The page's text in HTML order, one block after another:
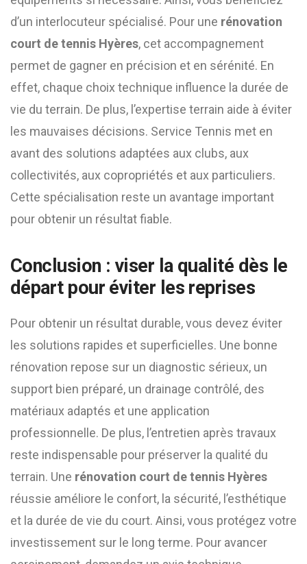
d’un interlocuteur spécialisé. Pour une rénovation
court de tennis Hyères, cet accompagnement
permet de gagner en précision et en sérénité. En
effet, chaque choix technique influence la durée de
vie du terrain. De plus, l’expertise terrain aide à éviter
les mauvaises décisions. Service Tennis met en
avant des solutions adaptées aux clubs, aux
collectivités, aux copropriétés et aux particuliers.
Cette spécialisation reste un avantage important
pour obtenir un résultat fiable.
Conclusion : viser la qualité dès le
départ pour éviter les reprises
Pour obtenir un résultat durable, vous devez éviter
les solutions rapides et superficielles. Une bonne
rénovation repose sur un diagnostic sérieux, un
support bien préparé, un drainage contrôlé, des
matériaux adaptés et une application
professionnelle. De plus, l’entretien après travaux
reste indispensable pour préserver la qualité du
terrain. Une rénovation court de tennis Hyères
réussie améliore le confort, la sécurité, l’esthétique
et la durée de vie du court. Ainsi, vous protégez votre
investissement sur le long terme. Pour avancer